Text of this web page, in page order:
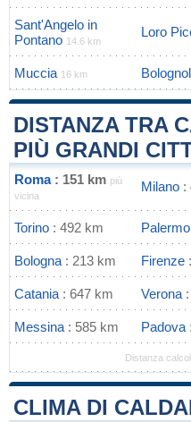
Sant'Angelo in
Pontano 14.6 km
Loro
Muccia 16 km
DISTANZA TRA
PIÙ GRANDI
Roma: 151 km più
vicina
Milano :
Torino : 492 km Palermo
Bologna : 213 km Firenze
Catania : 647 km Verona
Messina : 585 km Padova
Distanza
CLIMA DI